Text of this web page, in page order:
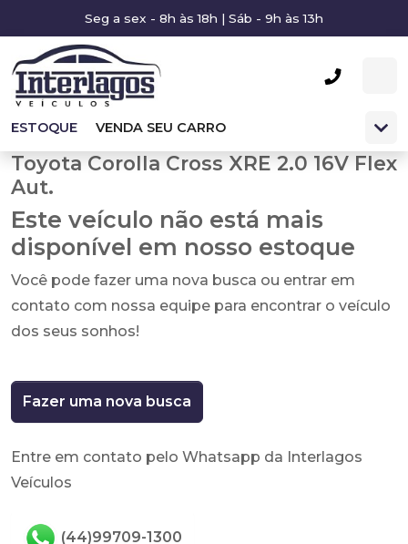
Seg a sex - 8h às 18h | Sáb - 9h às 13h
ESTOQUE VENDA SEU CARRO
Toyota Corolla Cross XRE 2.0 16V Flex
Aut.
Este veículo não está mais
disponível em nosso estoque
Você pode fazer uma nova busca ou entrar em
contato com nossa equipe para encontrar o veículo
dos seus sonhos!
Fazer uma nova busca
Entre em contato pelo Whatsapp da Interlagos
Veículos
(44)99709-1300